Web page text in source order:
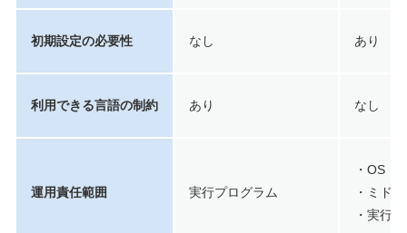
初期設定の必要性 なし あり
利用できる言語の制約 あり なし
運用責任範囲 実行プログラム
・OS
・ミド
・実行